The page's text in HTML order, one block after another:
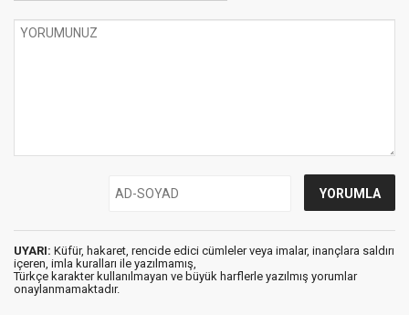
UYARI: Küfür, hakaret, rencide edici cümleler veya imalar, inançlara saldırı
içeren, imla kuralları ile yazılmamış,
Türkçe karakter kullanılmayan ve büyük harflerle yazılmış yorumlar
onaylanmamaktadır.